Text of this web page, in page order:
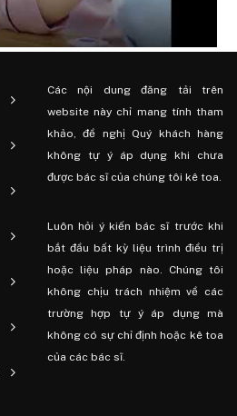
Các nội dung đăng tải trên
website này chỉ mang tính tham
khảo, đề nghị Quý khách hàng
không tự ý áp dụng khi chưa
được bác sĩ của chúng tôi kê toa.
Luôn hỏi ý kiến ​​bác sĩ trước khi
bắt đầu bất kỳ liệu trình điều trị
hoặc liệu pháp nào. Chúng tôi
không chịu trách nhiệm về các
trường hợp tự ý áp dụng mà
không có sự chỉ định hoặc kê toa
của các bác sĩ.